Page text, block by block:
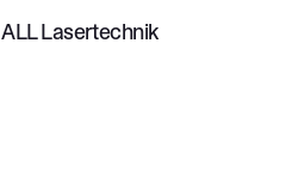
ALL Lasertechnik